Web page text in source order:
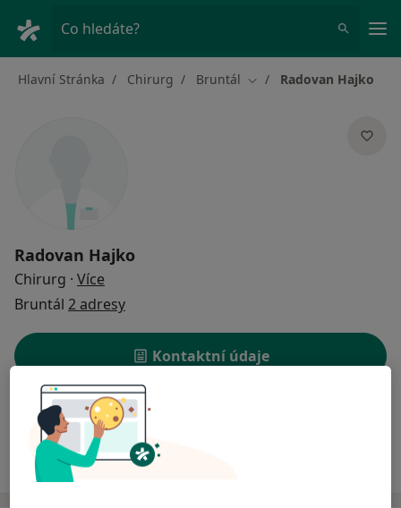
Co hledáte?
Hlavní Stránka Chirurg Bruntál Změna města
Radovan Hajko
Radovan Hajko
Chirurg · Více
Bruntál 2 adresy
Kontaktní údaje
Ceník Adresy